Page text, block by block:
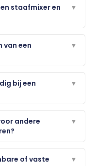
staafmixer en
▼
van een
▼
bij een
▼
andere
▼
of vaste
▼